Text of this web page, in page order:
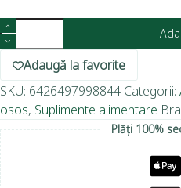
Adaugă la favorite
SKU: 6426497998844 Categorii:
osos, Suplimente alimentare
Plăți 100%